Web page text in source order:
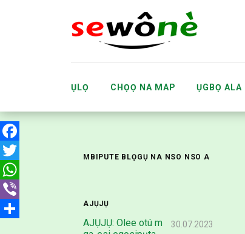
ỤLỌ CHỌỌ NA MAP ỤGBỌ ALA
MBIPUTE BLỌGỤ NA NSO NSO A
AJỤJỤ
30.07.2023
AJỤJỤ: Olee otú m
Facebook
Twitter
WhatsApp
Viber